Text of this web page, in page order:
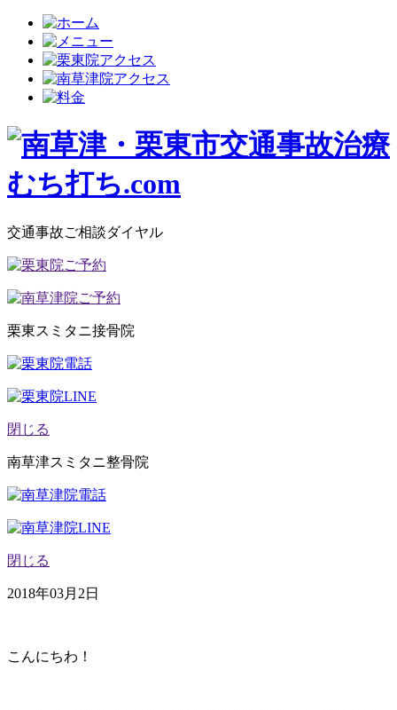
交通事故ご相談ダイヤル
栗東スミタニ接骨院
閉じる
南草津スミタニ整骨院
閉じる
2018年03月2日
こんにちわ！